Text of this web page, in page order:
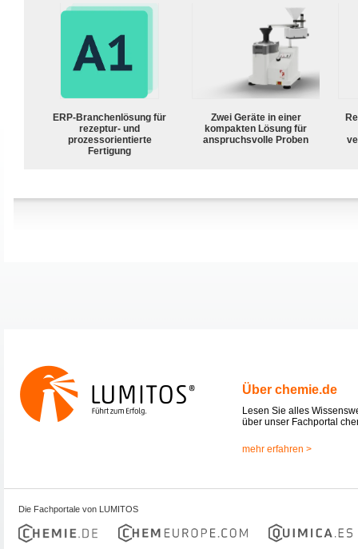
ERP-Branchenlösung für
rezeptur- und
prozessorientierte
Fertigung
Zwei Geräte in einer
kompakten Lösung für
anspruchsvolle Proben
Über chemie.de
Lesen Sie alles
über unser Fachportal
mehr erfahren >
Die Fachportale von LUMITOS